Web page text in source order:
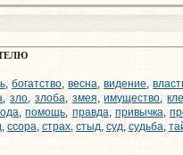
,богатство,весна,видение,
,зло, злоба, змея,имущество,
,помощь, правда, привычка,
, ссора, страх, стыд, суд, судьба,